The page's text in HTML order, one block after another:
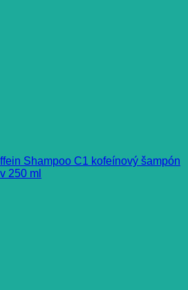
Shampoo C1 kofeínový šampón
250 ml